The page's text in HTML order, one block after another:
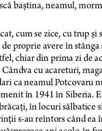
baștina, neamul,
cum se zice, cu trup
proprie avere în stânga
chiar din prima zi de
cu acareturi,
ca neamul Potcovaru
în 1941 în Siberia.
în locuri sălbatice
s-au reîntors când ea